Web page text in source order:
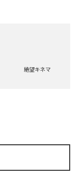
絶望キネマ